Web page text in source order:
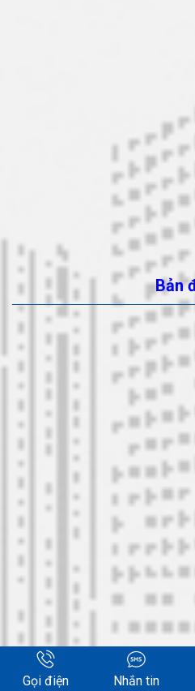
Bản
Copyright 2026 ©Xây
Gọi điện Nhắn tin